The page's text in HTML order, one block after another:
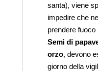
santa), viene
impedire che
prendere
Semi di
orzo, devono
giorno della